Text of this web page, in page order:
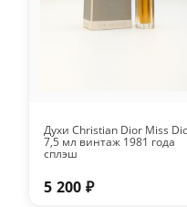
Духи Christian Dior Miss
7,5 мл винтаж 1981 года
сплэш
5 200 ₽